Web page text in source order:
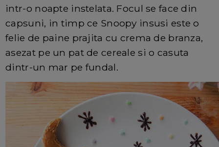
intr-o noapte instelata. Focul se face din
capsuni, in timp ce Snoopy insusi este o
felie de paine prajita cu crema de branza,
asezat pe un pat de cereale si o casuta
dintr-un mar pe fundal.